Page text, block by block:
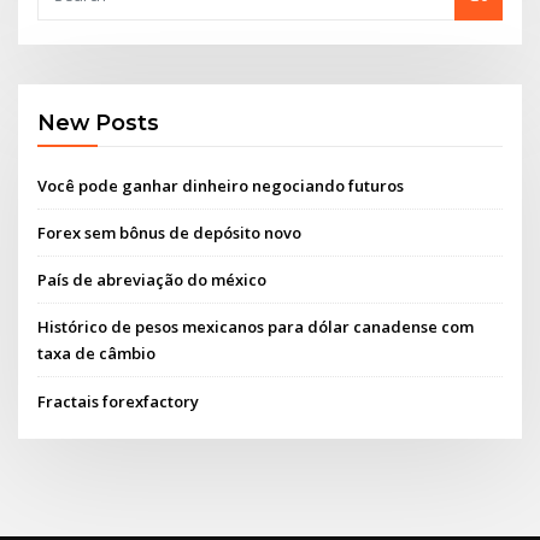
New Posts
Você pode ganhar dinheiro negociando futuros
Forex sem bônus de depósito novo
País de abreviação do méxico
Histórico de pesos mexicanos para dólar canadense com
taxa de câmbio
Fractais forexfactory